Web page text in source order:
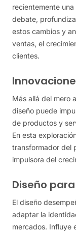
recientemente
debate,
estos cambios y
ventas, el
clientes.
Más allá del mero
diseño puede
de productos y
En esta
transformador del
impulsora del
Diseño
El diseño
adaptar la
mercados. Influye